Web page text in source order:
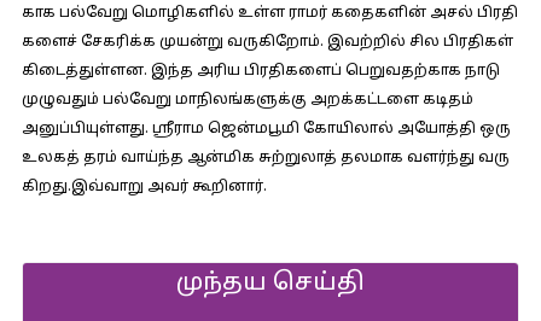
காக பல்​வேறு மொழிகளில் உள்ள ராமர் கதைகளின் அசல் பிர​தி​
களைச் சேகரிக்க முயன்று வரு​கிறோம். இவற்​றில் சில பிர​தி​கள்
கிடைத்​துள்​ளன. இந்த அரிய பிர​தி​களைப் பெறு​வதற்​காக நாடு
முழு​வதும் பல்​வேறு மாநிலங்​களுக்கு அறக்​கட்​டளை கடிதம்
அனுப்​பி​யுள்​ளது. ஸ்ரீ​ராம ஜென்​மபூமி கோயி​லால் அயோத்தி ஒரு
உலகத் தரம் வாய்ந்த ஆன்​மிக சுற்​றுலாத் தலமாக வளர்ந்​து வரு​
கிறது.இவ்​வாறு அவர்​ கூறி​னார்​.
முந்தய செய்தி